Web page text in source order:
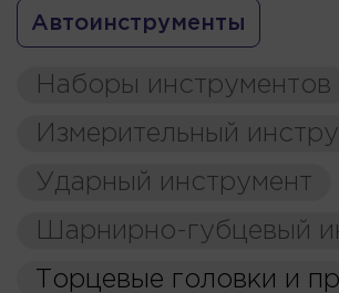
Автоинструменты
Наборы инструментов
Измерительный
Ударный инструмент
Шарнирно-губцевый
Торцевые головки и